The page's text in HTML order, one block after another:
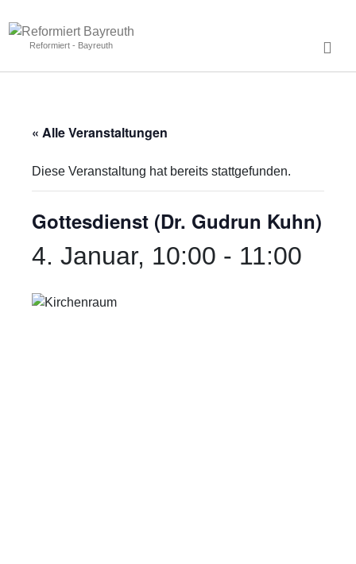
Reformiert - Bayreuth
« Alle Veranstaltungen
Diese Veranstaltung hat bereits stattgefunden.
Gottesdienst (Dr. Gudrun Kuhn)
4. Januar, 10:00 - 11:00